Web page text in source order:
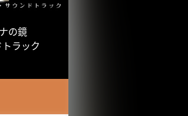
の鏡
ラック